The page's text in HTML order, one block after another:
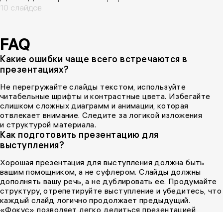
10 слайдов
FAQ
Какие ошибки чаще всего встречаются в
презентациях?
Не перегружайте слайды текстом, используйте
читабельные шрифты и контрастные цвета. Избегайте
слишком сложных диаграмм и анимации, которая
отвлекает внимание. Следите за логикой изложения
и структурой материала.
Как подготовить презентацию для
выступления?
Хорошая презентация для выступления должна быть
вашим помощником, а не суфлером. Слайды должны
дополнять вашу речь, а не дублировать ее. Продумайте
структуру, отрепетируйте выступление и убедитесь, что
каждый слайд логично продолжает предыдущий.
«Фокус» позволяет легко делиться презентацией